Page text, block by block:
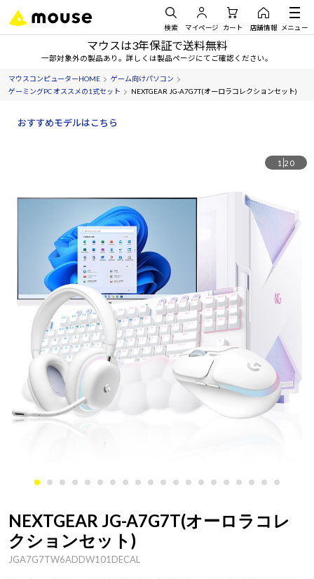
検索 マイページ カート 店舗情報 メニュー
マウスは3年保証で送料無料
一部対象外の製品あり。詳しくは製品ページにてご確認ください。
マウスコンピューターHOME
ゲーム向けパソコン
ゲーミングPC オススメの1式セット
NEXTGEAR JG-A7G7T(オーロラコレクションセット)
おすすめモデルはこちら
1 20
NEXTGEAR JG-A7G7T(オーロラコレ
クションセット)
JGA7G7TW6ADDW101DECAL